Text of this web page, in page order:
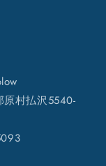
原村払沢5540-